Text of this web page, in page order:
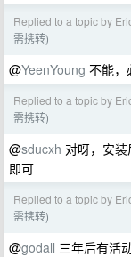
Replied to a topic by
需携转)
@YeenYoung 不能，
Replied to a topic by
需携转)
@sducxh 对呀，安
即可
Replied to a topic by
需携转)
@godall 三年后有活